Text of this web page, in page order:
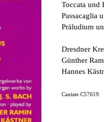
Toccata und
Passacaglia
Präludium
Dresdner
Günther
Hannes
Cantate C57619